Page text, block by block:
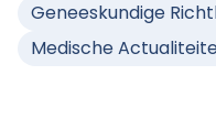
Geneeskundige
Medische